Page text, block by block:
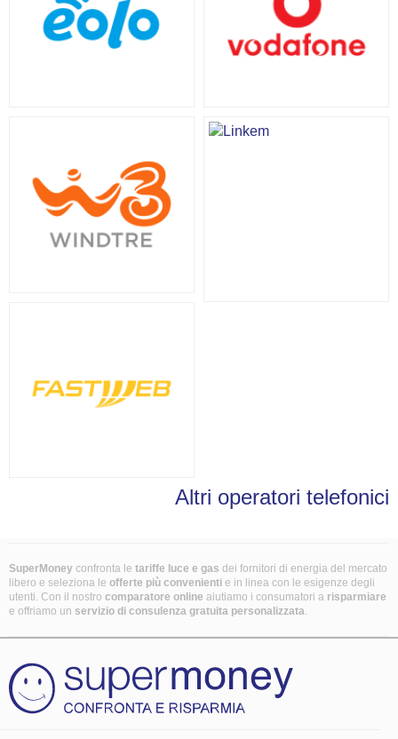
Altri operatori telefonici
SuperMoney confronta le tariffe luce e gas dei fornitori di energia del mercato
libero e seleziona le offerte più convenienti e in linea con le esigenze degli
utenti. Con il nostro comparatore online aiutiamo i consumatori a risparmiare
e offriamo un servizio di consulenza gratuita personalizzata.